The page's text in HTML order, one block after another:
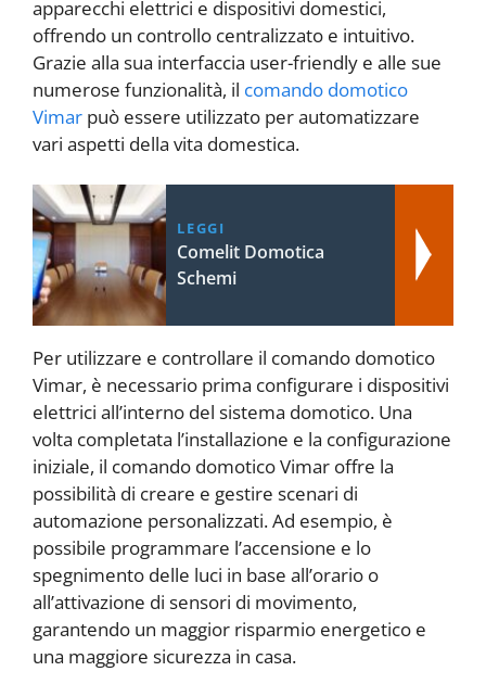
apparecchi elettrici e dispositivi domestici,
offrendo un controllo centralizzato e intuitivo.
Grazie alla sua interfaccia user-friendly e alle sue
numerose funzionalità, il comando domotico
Vimar può essere utilizzato per automatizzare
vari aspetti della vita domestica.
LEGGI
Comelit Domotica
Schemi
Per utilizzare e controllare il comando domotico
Vimar, è necessario prima configurare i dispositivi
elettrici all’interno del sistema domotico. Una
volta completata l’installazione e la configurazione
iniziale, il comando domotico Vimar offre la
possibilità di creare e gestire scenari di
automazione personalizzati. Ad esempio, è
possibile programmare l’accensione e lo
spegnimento delle luci in base all’orario o
all’attivazione di sensori di movimento,
garantendo un maggior risparmio energetico e
una maggiore sicurezza in casa.